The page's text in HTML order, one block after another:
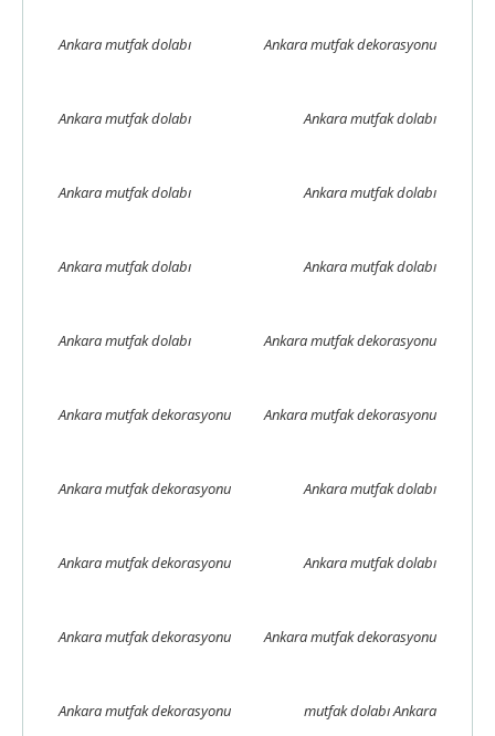
Ankara mutfak dolabı Ankara mutfak dekorasyonu
Ankara mutfak dolabı Ankara mutfak dolabı
Ankara mutfak dolabı Ankara mutfak dolabı
Ankara mutfak dolabı Ankara mutfak dolabı
Ankara mutfak dolabı Ankara mutfak dekorasyonu
Ankara mutfak dekorasyonu Ankara mutfak dekorasyonu
Ankara mutfak dekorasyonu Ankara mutfak dolabı
Ankara mutfak dekorasyonu Ankara mutfak dolabı
Ankara mutfak dekorasyonu Ankara mutfak dekorasyonu
Ankara mutfak dekorasyonu mutfak dolabı Ankara